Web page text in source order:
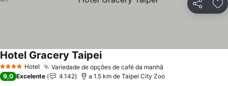
Partilhar
4 EstrelasHotel Variedade de opções de café da manhã
Hotel Gracery TaipeiVer preços
9,0 Excelente 4.142 a 1.5 km de Taipei City Zoo